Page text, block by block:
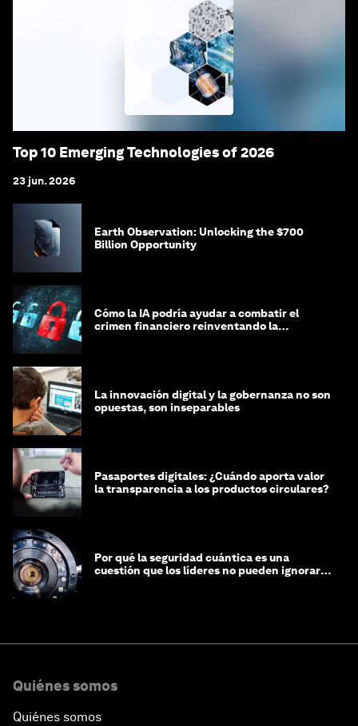
Top 10 Emerging Technologies of 2026
23 jun. 2026
Earth Observation: Unlocking the $700
Billion Opportunity
Cómo la IA podría ayudar a combatir el
crimen financiero reinventando la
La innovación digital y la gobernanza no son
opuestas, son inseparables
Pasaportes digitales: ¿Cuándo aporta valor
la transparencia a los productos circulares?
Por qué la seguridad cuántica es una
cuestión que los líderes no pueden ignorar
Quiénes somos
Quiénes somos